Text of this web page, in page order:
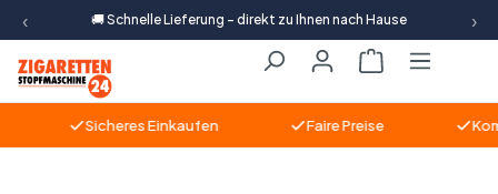
Zum Hauptinhalt springen
‹ 🚚 Schnelle Lieferung – direkt zu Ihnen nach Hause ›
Warenkorb
Sicheres Einkaufen Faire Preise